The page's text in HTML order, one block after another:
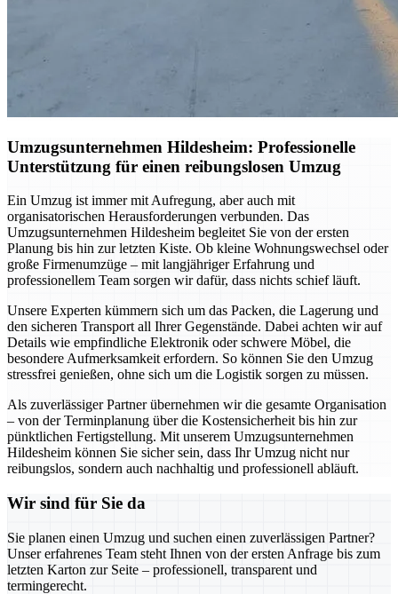
Umzugsunternehmen Hildesheim: Professionelle
Unterstützung für einen reibungslosen Umzug
Ein Umzug ist immer mit Aufregung, aber auch mit
organisatorischen Herausforderungen verbunden. Das
Umzugsunternehmen Hildesheim begleitet Sie von der ersten
Planung bis hin zur letzten Kiste. Ob kleine Wohnungswechsel oder
große Firmenumzüge – mit langjähriger Erfahrung und
professionellem Team sorgen wir dafür, dass nichts schief läuft.
Unsere Experten kümmern sich um das Packen, die Lagerung und
den sicheren Transport all Ihrer Gegenstände. Dabei achten wir auf
Details wie empfindliche Elektronik oder schwere Möbel, die
besondere Aufmerksamkeit erfordern. So können Sie den Umzug
stressfrei genießen, ohne sich um die Logistik sorgen zu müssen.
Als zuverlässiger Partner übernehmen wir die gesamte Organisation
– von der Terminplanung über die Kostensicherheit bis hin zur
pünktlichen Fertigstellung. Mit unserem Umzugsunternehmen
Hildesheim können Sie sicher sein, dass Ihr Umzug nicht nur
reibungslos, sondern auch nachhaltig und professionell abläuft.
Wir sind für Sie da
Sie planen einen Umzug und suchen einen zuverlässigen Partner?
Unser erfahrenes Team steht Ihnen von der ersten Anfrage bis zum
letzten Karton zur Seite – professionell, transparent und
termingerecht.